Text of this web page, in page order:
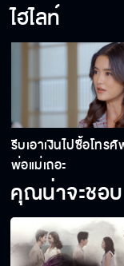
ไฮไลท์
รีบเอาเงินไปซื้อโทร
พ่อแม่เถอะ
คุณน่าจะชอบ